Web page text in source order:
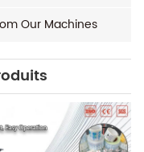
Our Machines